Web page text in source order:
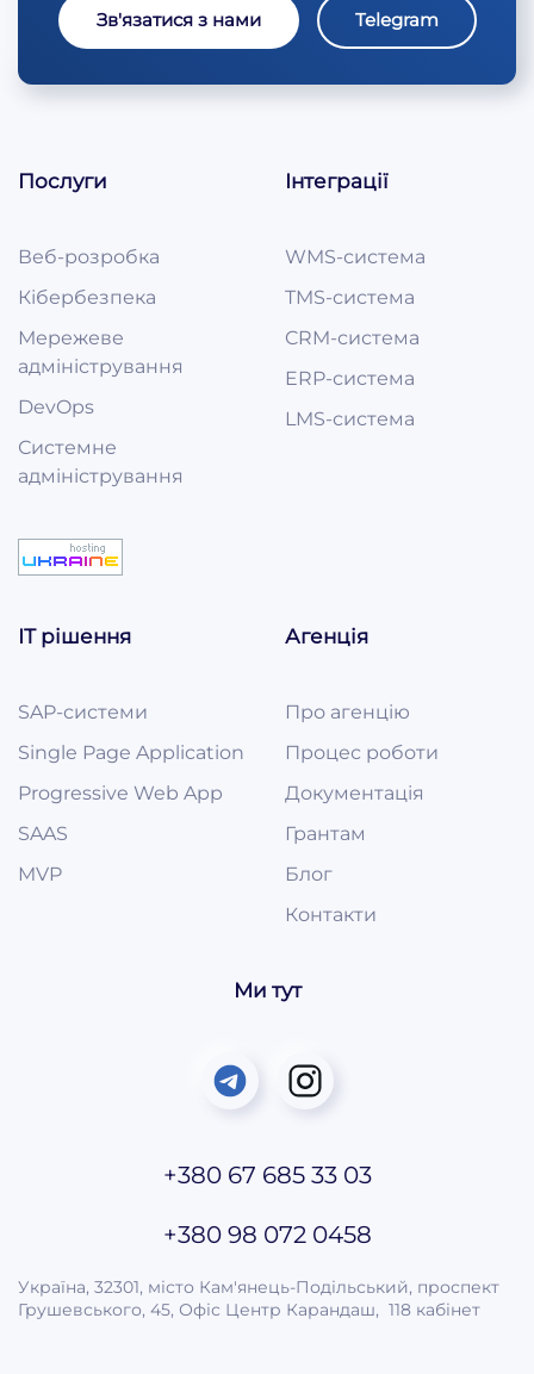
Зв'язатися з нами Telegram
Послуги
Веб-розробка
Кібербезпека
Мережеве
адміністрування
DevOps
Системне
адміністрування
Інтеграції
WMS-система
TMS-система
CRM-система
ERP-система
LMS-система
ІТ рішення
SAP-системи
Single Page Application
Progressive Web App
SAAS
MVP
Агенція
Про агенцію
Процес роботи
Документація
Грантам
Блог
Контакти
Ми тут
+380 67 685 33 03
+380 98 072 0458
Україна, 32301, місто Кам'янець-Подільський, проспект
Грушевського, 45, Офіс Центр Карандаш, 118 кабінет